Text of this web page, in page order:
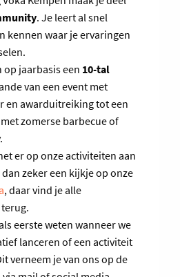
. Je leert al snel
kennen waar je ervaringen
op jaarbasis een 10-tal
van een event met
en awarduitreiking tot een
zomerse barbecue of
er op onze activiteiten aan
dan zeker een kijkje op onze
, daar vind je alle
eerste weten wanneer we
lanceren of een activiteit
verneem je van ons op de